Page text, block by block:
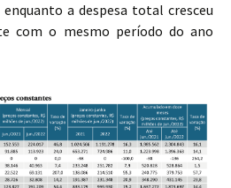
a despesa total cresceu
com o mesmo período do ano